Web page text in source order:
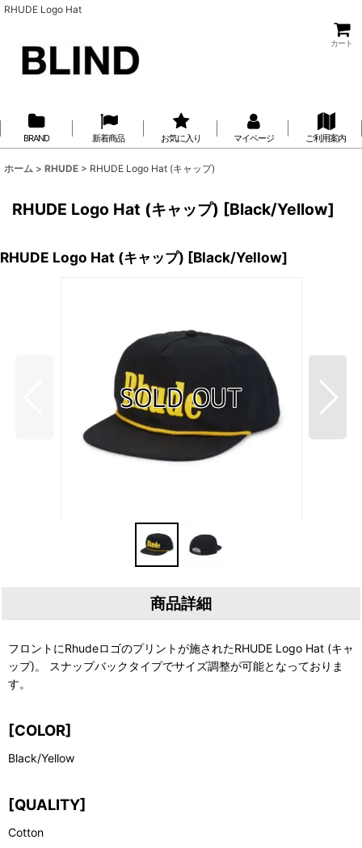
RHUDE Logo Hat
カート
BRAND 新着商品 お気に入り マイページ ご利用案内
ホーム > RHUDE > RHUDE Logo Hat (キャップ)
RHUDE Logo Hat (キャップ) [Black/Yellow]
RHUDE Logo Hat (キャップ) [Black/Yellow]
商品詳細
フロントにRhudeロゴのプリントが施されたRHUDE Logo Hat (キャ
ップ)。 スナップバックタイプでサイズ調整が可能となっておりま
す。
[COLOR]
Black/Yellow
[QUALITY]
Cotton